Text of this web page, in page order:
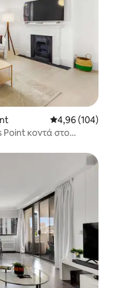
Μέση
4,96 (104)
Point κοντά στο